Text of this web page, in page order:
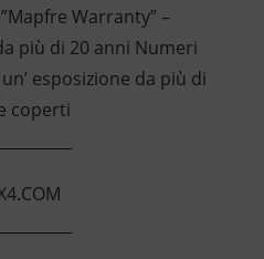
Warranty” –
più di 20 anni Numeri
esposizione da più di
coperti